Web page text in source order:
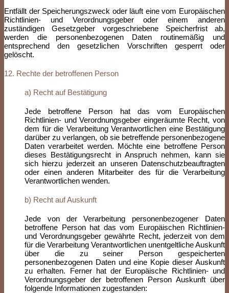
Entfällt der Speicherungszweck oder läuft eine vom Europäischen
Richtlinien- und Verordnungsgeber oder einem anderen
zuständigen Gesetzgeber vorgeschriebene Speicherfrist ab,
werden die personenbezogenen Daten routinemäßig und
entsprechend den gesetzlichen Vorschriften gesperrt oder
gelöscht.
12. Rechte der betroffenen Person
a) Recht auf Bestätigung
Jede betroffene Person hat das vom Europäischen
Richtlinien- und Verordnungsgeber eingeräumte Recht, von
dem für die Verarbeitung Verantwortlichen eine Bestätigung
darüber zu verlangen, ob sie betreffende personenbezogene
Daten verarbeitet werden. Möchte eine betroffene Person
dieses Bestätigungsrecht in Anspruch nehmen, kann sie
sich hierzu jederzeit an unseren Datenschutzbeauftragten
oder einen anderen Mitarbeiter des für die Verarbeitung
Verantwortlichen wenden.
b) Recht auf Auskunft
Jede von der Verarbeitung personenbezogener Daten
betroffene Person hat das vom Europäischen Richtlinien-
und Verordnungsgeber gewährte Recht, jederzeit von dem
für die Verarbeitung Verantwortlichen unentgeltliche Auskunft
über die zu seiner Person gespeicherten
personenbezogenen Daten und eine Kopie dieser Auskunft
zu erhalten. Ferner hat der Europäische Richtlinien- und
Verordnungsgeber der betroffenen Person Auskunft über
folgende Informationen zugestanden: